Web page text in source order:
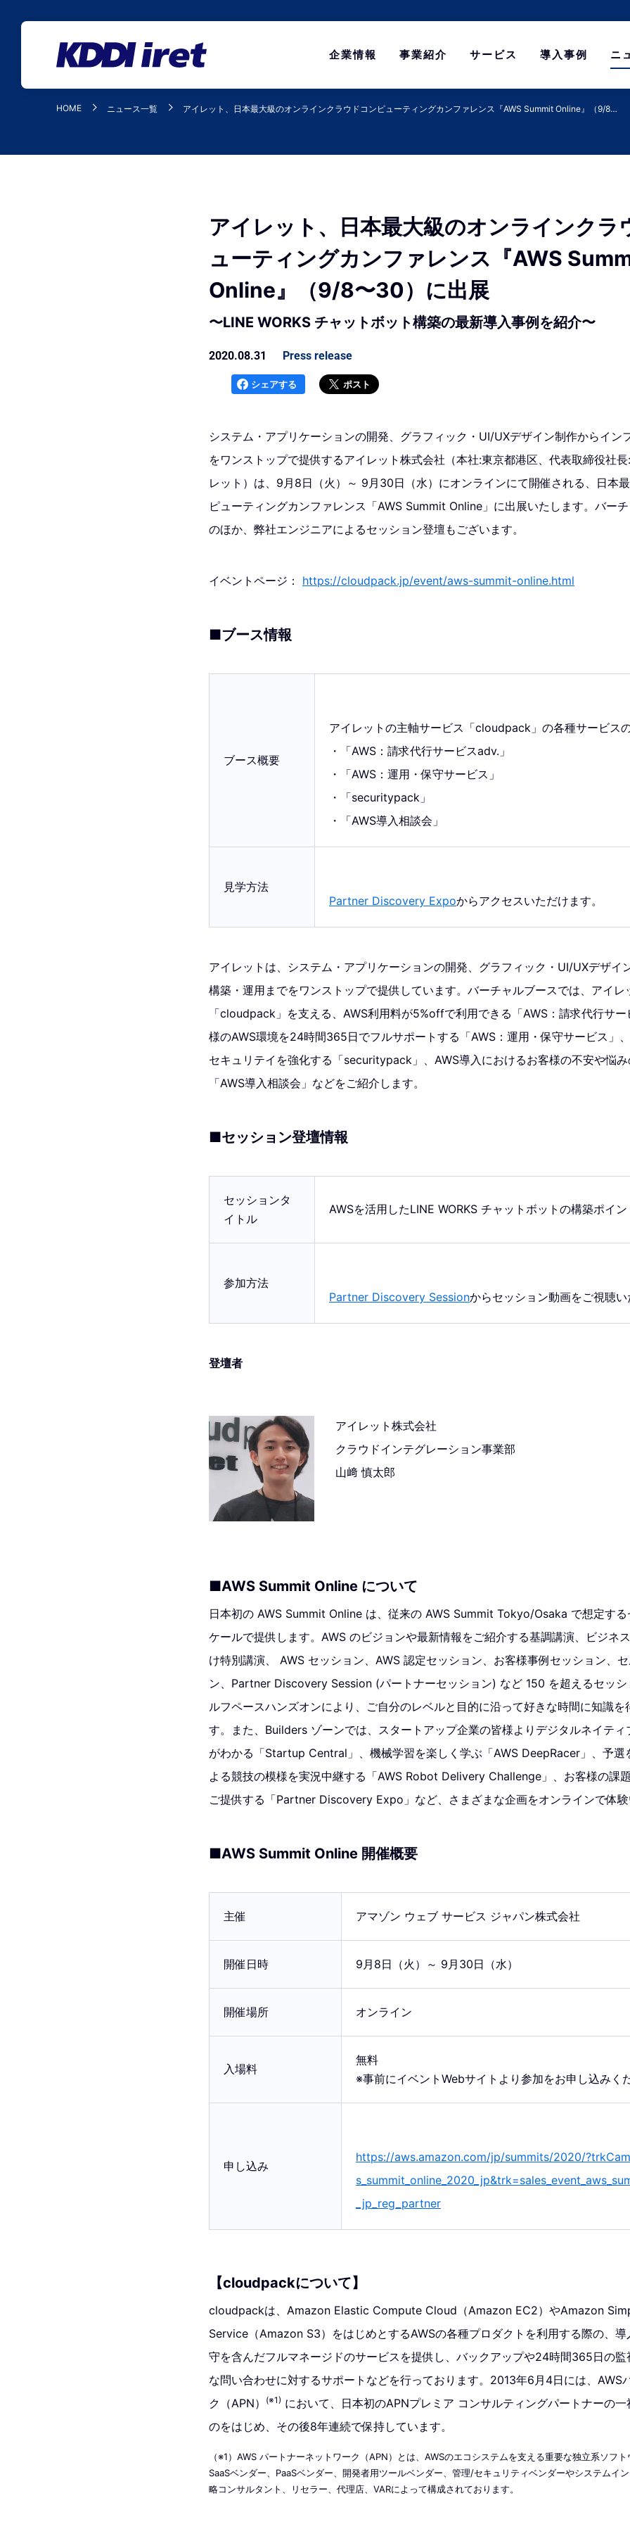
企業情報 事業紹介 サービス 導入事例 ニ
HOME ニュース一覧 アイレット、日本最大級のオンラインクラウドコンピューティングカンファレンス『AWS Summit Online』（9/8…
アイレット、日本最大級のオンラインクラ
ューティングカンファレンス『AWS
Online』（9/8〜30）に出展
〜LINE WORKS チャットボット構築の最新導入事例を紹介〜
2020.08.31 Press release
シェアする ポスト
システム・アプリケーションの開発、グラフィック・UI/UXデザイン制作からイン
をワンストップで提供するアイレット株式会社（本社:東京都港区、代表取締役社
レット）は、9月8日（火）～ 9月30日（水）にオンラインにて開催される、日本
ピューティングカンファレンス「AWS Summit Online」に出展いたします。バー
のほか、弊社エンジニアによるセッション登壇もございます。
イベントページ： https://cloudpack.jp/event/aws-summit-online.html
■ブース情報
ブース概要
アイレットの主軸サービス「cloudpack」の各種サービス
・「AWS：請求代行サービスadv.」
・「AWS：運用・保守サービス」
・「securitypack」
・「AWS導入相談会」
見学方法
Partner Discovery Expoからアクセスいただけます。
アイレットは、システム・アプリケーションの開発、グラフィック・UI/UXデザイ
構築・運用までをワンストップで提供しています。バーチャルブースでは、アイレ
「cloudpack」を支える、AWS利用料が5%offで利用できる「AWS：請求代行サ
様のAWS環境を24時間365日でフルサポートする「AWS：運用・保守サービス」
セキュリテイを強化する「securitypack」、AWS導入におけるお客様の不安や悩
「AWS導入相談会」などをご紹介します。
■セッション登壇情報
セッションタ
イトル
AWSを活用したLINE WORKS チャットボットの構築ポイ
参加方法
Partner Discovery Sessionからセッション動画をご視聴
登壇者
アイレット株式会社
クラウドインテグレーション事業部
山﨑 慎太郎
■AWS Summit Online について
日本初の AWS Summit Online は、従来の AWS Summit Tokyo/Osaka で想定す
ケールで提供します。AWS のビジョンや最新情報をご紹介する基調講演、ビジネ
け特別講演、 AWS セッション、AWS 認定セッション、お客様事例セッション、
ン、Partner Discovery Session (パートナーセッション) など 150 を超えるセッ
ルフペースハンズオンにより、ご自分のレベルと目的に沿って好きな時間に知識を
す。また、Builders ゾーンでは、スタートアップ企業の皆様よりデジタルネイテ
がわかる「Startup Central」、機械学習を楽しく学ぶ「AWS DeepRacer」、予選
よる競技の模様を実況中継する「AWS Robot Delivery Challenge」、お客様の課
ご提供する「Partner Discovery Expo」など、さまざまな企画をオンラインで体
■AWS Summit Online 開催概要
主催 アマゾン ウェブ サービス ジャパン株式会社
開催日時 9月8日（火）～ 9月30日（水）
開催場所 オンライン
入場料
無料
※事前にイベントWebサイトより参加をお申し込みく
申し込み
https://aws.amazon.com/jp/summits/2020/
_jp_reg_partner
【cloudpackについて】
cloudpackは、Amazon Elastic Compute Cloud（Amazon EC2）やAmazon
Service（Amazon S3）をはじめとするAWSの各種プロダクトを利用する際の、
守を含んだフルマネージドのサービスを提供し、バックアップや24時間365日の
な問い合わせに対するサポートなどを行っております。2013年6月4日には、AWS
ク（APN）
(※1) において、日本初のAPNプレミア コンサルティングパートナーの
のをはじめ、その後8年連続で保持しています。
（※1）AWS パートナーネットワーク（APN）とは、AWSのエコシステムを支える重要な独立系ソフ
SaaSベンダー、PaaSベンダー、開発者用ツールベンダー、管理/セキュリティベンダーやシステムイ
略コンサルタント、リセラー、代理店、VARによって構成されております。